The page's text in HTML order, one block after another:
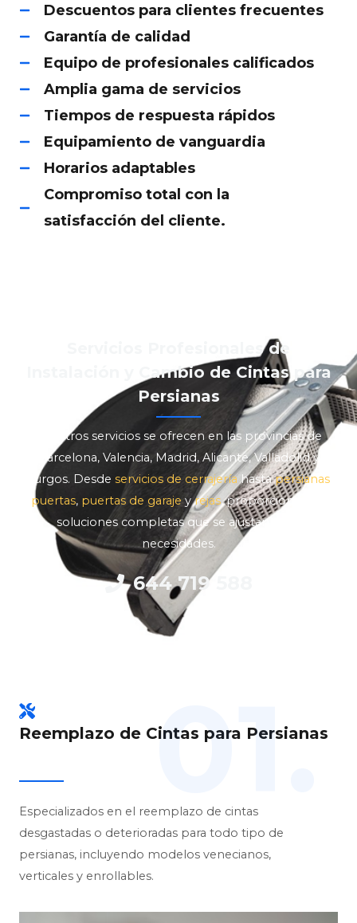
Descuentos para clientes frecuentes
Garantía de calidad
Equipo de profesionales calificados
Amplia gama de servicios
Tiempos de respuesta rápidos
Equipamiento de vanguardia
Horarios adaptables
Compromiso total con la
satisfacción del cliente.
Servicios Profesionales de
Instalación y Cambio de Cintas para
Persianas
Nuestros servicios se ofrecen en las provincias de
Barcelona, Valencia, Madrid, Alicante, Valladolid y
Burgos. Desde servicios de cerrajería hastapersianas,
puertas, puertas de garajeyrejas, proporcionamos
soluciones completas que se ajustan a sus
necesidades.
644 719 588
Reemplazo de Cintas para Persianas
01.
Especializados en el reemplazo de cintas
desgastadas o deterioradas para todo tipo de
persianas, incluyendo modelos venecianos,
verticales y enrollables.